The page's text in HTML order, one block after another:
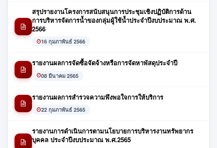
สรุปรายงานโครงการสนับสนุนการประชุมเชิงปฏิบัติการด้าน
การบริหารจัดการน้ำของกลุ่มผู้ใช้น้ำประจำปีงบประมาณ พ.ศ.
2566
16 กุมภาพันธ์ 2566
รายงานผลการจัดซื้อจัดจ้างหรือการจัดหาพัสดุประจำปี
08 มีนาคม 2565
รายงานผลการสำรวจความพึงพอใจการให้บริการ
22 กุมภาพันธ์ 2565
รายงานการดำเนินการตามนโยบายการบริหารงานทรัพยากร
บุคคล ประจำปีงบประมาณ พ.ศ.2565